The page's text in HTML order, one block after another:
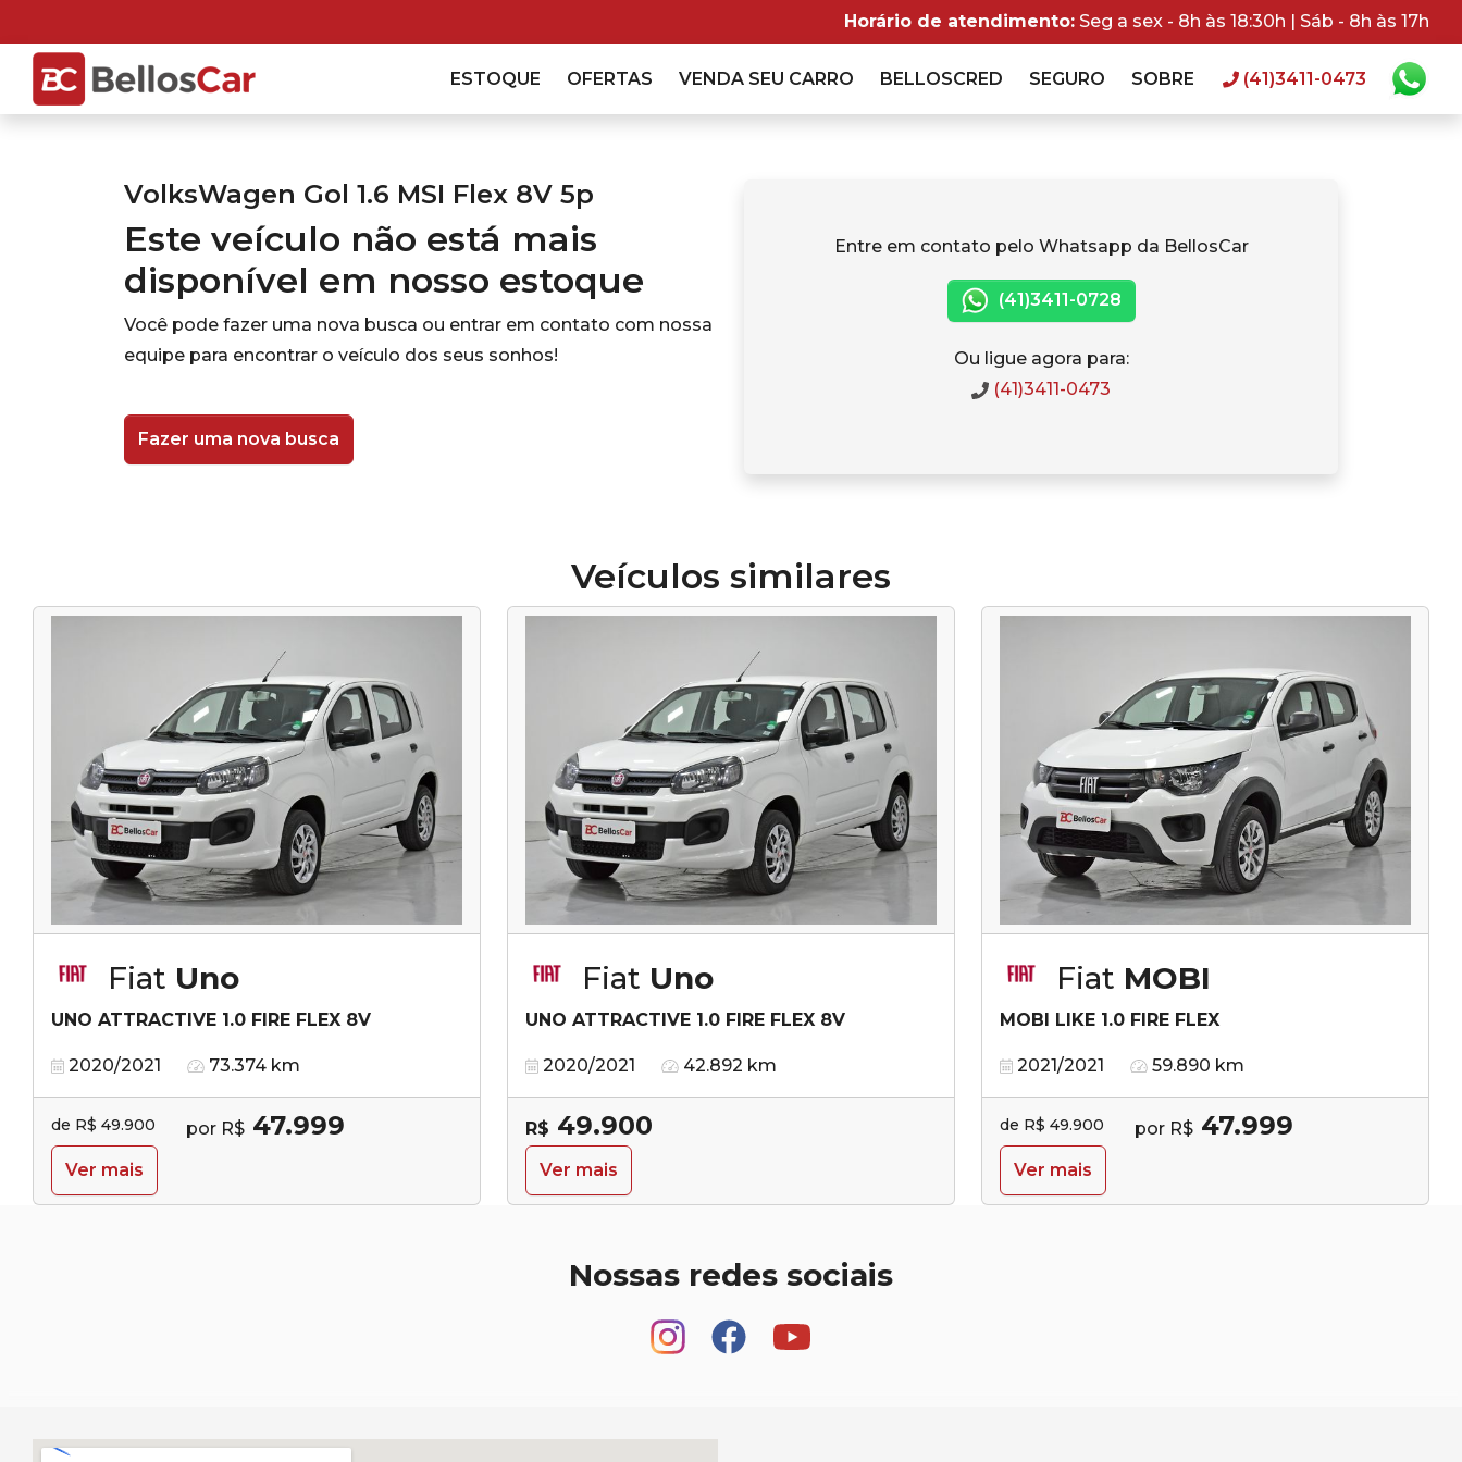
Horário de atendimento: Seg a sex - 8h às 18:30h | Sáb - 8h às 17h
ESTOQUE OFERTAS VENDA SEU CARRO BELLOSCRED SEGURO SOBRE (41)3411-0473
VolksWagen Gol 1.6 MSI Flex 8V 5p
Este veículo não está mais
disponível em nosso estoque
Você pode fazer uma nova busca ou entrar em contato com nossa
equipe para encontrar o veículo dos seus sonhos!
Fazer uma nova busca
Entre em contato pelo Whatsapp da BellosCar
(41)3411-0728
Ou ligue agora para:
(41)3411-0473
Veículos similares
Fiat Uno
UNO ATTRACTIVE 1.0 FIRE FLEX 8V
2020/2021 73.374 km
de R$ 49.900 por R$ 47.999
Ver mais
Fiat Uno
UNO ATTRACTIVE 1.0 FIRE FLEX 8V
2020/2021 42.892 km
R$ 49.900
Ver mais
Fiat MOBI
MOBI LIKE 1.0 FIRE FLEX
2021/2021 59.890 km
de R$ 49.900 por R$ 47.999
Ver mais
Nossas redes sociais